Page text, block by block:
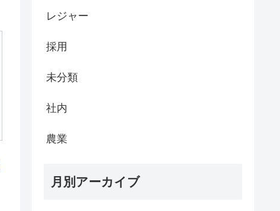
レジャー
採用
未分類
社内
農業
月別アーカイブ